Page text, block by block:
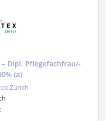
Dipl. Pflegefachfrau/-
(a)
Zürich